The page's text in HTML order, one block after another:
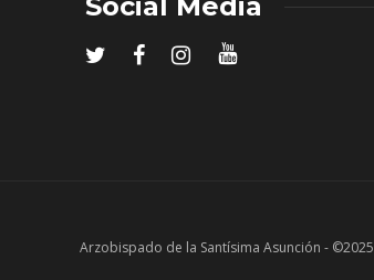
Arzobispado de la Santísima Asunción - ©2025